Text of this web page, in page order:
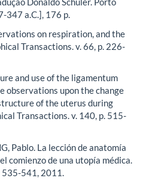
347 a.C.], 176 p.
on respiration, and the
Transactions. v. 66, p. 226-
and use of the ligamentum
observations upon the change
of the uterus during
Transactions. v. 140, p. 515-
Pablo. La lección de anatomía
comienzo de una utopía médica.
535-541, 2011.